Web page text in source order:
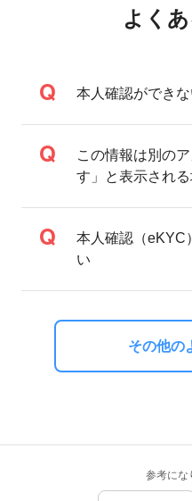
よく
本人確認ができ
この情報は別の
す」と表示され
本人確認（eKYC
い
その他の
参考にな